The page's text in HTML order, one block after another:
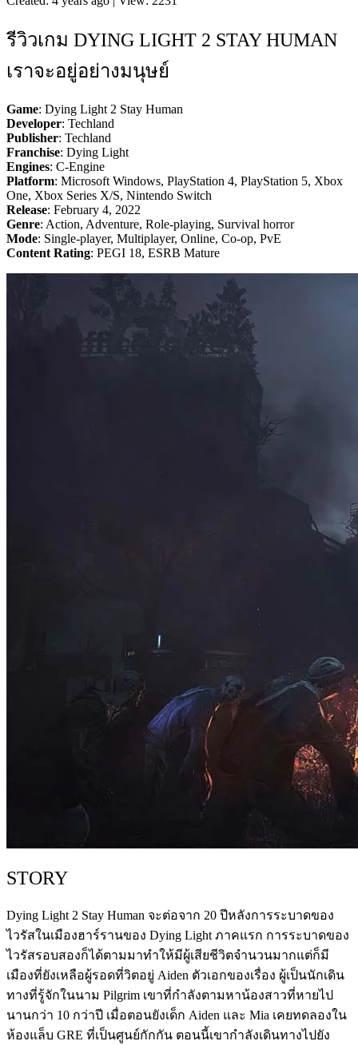
รีวิวเกม DYING LIGHT 2 STAY HUMAN
เราจะอยู่อย่างมนุษย์
Game: Dying Light 2 Stay Human
Developer: Techland
Publisher: Techland
Franchise: Dying Light
Engines: C-Engine
Platform: Microsoft Windows, PlayStation 4, PlayStation 5, Xbox
One, Xbox Series X/S, Nintendo Switch
Release: February 4, 2022
Genre: Action, Adventure, Role-playing, Survival horror
Mode: Single-player, Multiplayer, Online, Co-op, PvE
Content Rating: PEGI 18, ESRB Mature
STORY
Dying Light 2 Stay Human จะต่อจาก 20 ปีหลังการระบาดของ
ไวรัสในเมืองฮาร์รานของ Dying Light ภาคแรก การระบาดของ
ไวรัสรอบสองก็ได้ตามมาทำให้มีผู้เสียชีวิตจำนวนมากแต่ก็มี
เมืองที่ยังเหลือผู้รอดที่วิตอยู่ Aiden ตัวเอกของเรื่อง ผู้เป็นนักเดิน
ทางที่รู้จักในนาม Pilgrim เขาที่กำลังตามหาน้องสาวที่หายไป
นานกว่า 10 กว่าปี เมื่อตอนยังเด็ก Aiden และ Mia เคยทดลองใน
ห้องแล็บ GRE ที่เป็นศูนย์กักกัน ตอนนี้เขากำลังเดินทางไปยัง